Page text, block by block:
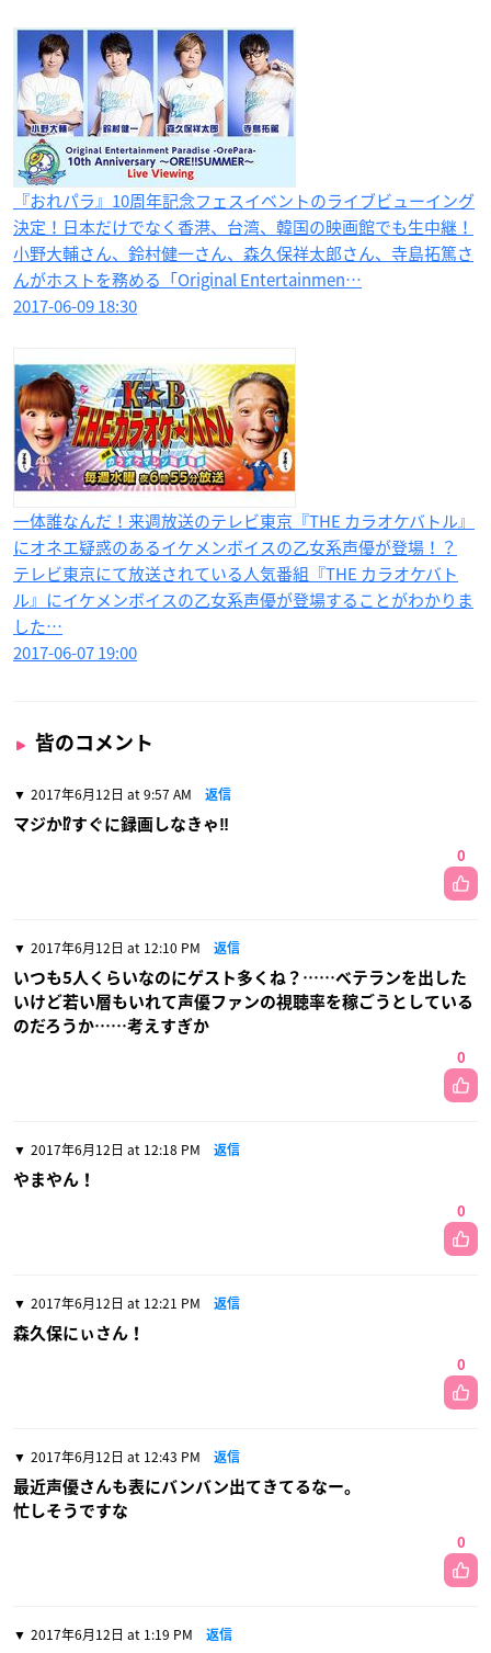
『おれパラ』10周年記念フェスイベントのライブビューイング
決定！日本だけでなく香港、台湾、韓国の映画館でも生中継！
小野大輔さん、鈴村健一さん、森久保祥太郎さん、寺島拓篤さ
んがホストを務める「Original Entertainmen…
2017-06-09 18:30
一体誰なんだ！来週放送のテレビ東京『THE カラオケバトル』
にオネエ疑惑のあるイケメンボイスの乙女系声優が登場！？
テレビ東京にて放送されている人気番組『THE カラオケバト
ル』にイケメンボイスの乙女系声優が登場することがわかりま
した…
2017-06-07 19:00
皆のコメント
2017年6月12日 at 9:57 AM 返信
マジか⁉すぐに録画しなきゃ‼
0
2017年6月12日 at 12:10 PM 返信
いつも5人くらいなのにゲスト多くね？……ベテランを出した
いけど若い層もいれて声優ファンの視聴率を稼ごうとしている
のだろうか……考えすぎか
0
2017年6月12日 at 12:18 PM 返信
やまやん！
0
2017年6月12日 at 12:21 PM 返信
森久保にぃさん！
0
2017年6月12日 at 12:43 PM 返信
最近声優さんも表にバンバン出てきてるなー。
忙しそうですな
0
2017年6月12日 at 1:19 PM 返信